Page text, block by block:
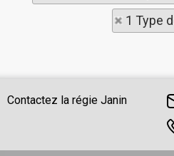
1 Type
Contactez la régie Janin